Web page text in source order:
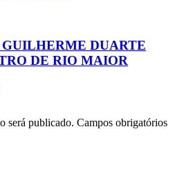
DUARTE
DE RIO MAIOR
será publicado. Campos obrigatórios